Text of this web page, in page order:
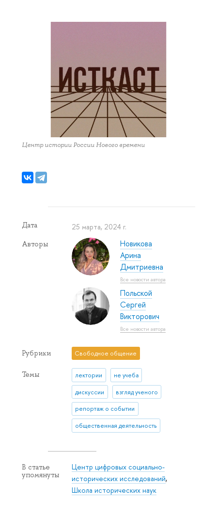
Центр истории России Нового времени
Дата 25 марта, 2024 г.
Авторы
Новикова
Арина
Дмитриевна
Все новости автора
Польской
Сергей
Викторович
Все новости автора
Рубрики Свободное общение
Темы лектории не учеба
дискуссии взгляд ученого
репортаж о событии
общественная деятельность
В статье
упомянуты
Центр цифровых социально-
исторических исследований,
Школа исторических наук